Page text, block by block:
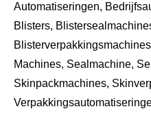
Automatiseringen,
Blisters,
Machines, Sealmachine,
Skinpackmachines,